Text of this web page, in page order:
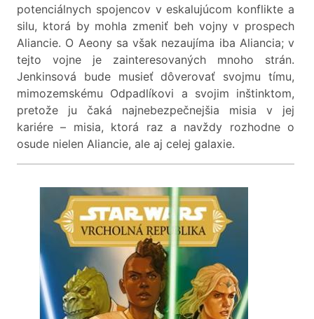
potenciálnych spojencov v eskalujúcom konflikte a
silu, ktorá by mohla zmeniť beh vojny v prospech
Aliancie. O Aeony sa však nezaujíma iba Aliancia; v
tejto vojne je zainteresovaných mnoho strán.
Jenkinsová bude musieť dôverovať svojmu tímu,
mimozemskému Odpadlíkovi a svojim inštinktom,
pretože ju čaká najnebezpečnejšia misia v jej
kariére – misia, ktorá raz a navždy rozhodne o
osude nielen Aliancie, ale aj celej galaxie.